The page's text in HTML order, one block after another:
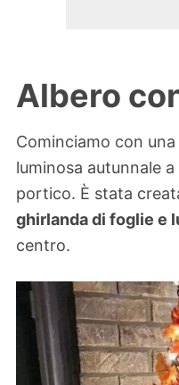
Albero
Cominciamo con
luminosa autunnale
portico. È stata
ghirlanda di foglie e
centro.